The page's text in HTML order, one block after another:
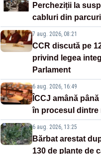
Percheziții la
cabluri din
7 aug. 2026, 08:21
CCR discută pe
privind legea
Parlament
6 aug. 2026, 16:49
ÎCCJ amână
în procesul dintre
6 aug. 2026, 13:25
Bărbat arestat
130 de plante de